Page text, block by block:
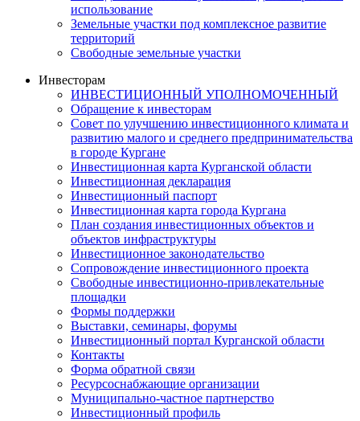
использование
Земельные участки под комплексное развитие
территорий
Свободные земельные участки
Инвесторам
ИНВЕСТИЦИОННЫЙ УПОЛНОМОЧЕННЫЙ
Обращение к инвесторам
Совет по улучшению инвестиционного климата и
развитию малого и среднего предпринимательства
в городе Кургане
Инвестиционная карта Курганской области
Инвестиционная декларация
Инвестиционный паспорт
Инвестиционная карта города Кургана
План создания инвестиционных объектов и
объектов инфраструктуры
Инвестиционное законодательство
Сопровождение инвестиционного проекта
Свободные инвестиционно-привлекательные
площадки
Формы поддержки
Выставки, семинары, форумы
Инвестиционный портал Курганской области
Контакты
Форма обратной связи
Ресурсоснабжающие организации
Муниципально-частное партнерство
Инвестиционный профиль